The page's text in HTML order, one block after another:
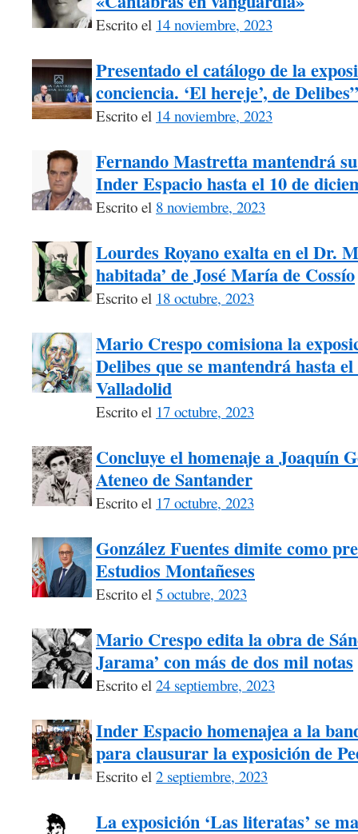
Escrito el 14 noviembre, 2023
Presentado el catálogo de la
conciencia. ‘El hereje’, de Delibes”
Escrito el 14 noviembre, 2023
Fernando Mastretta mantendrá
Inder Espacio hasta el 10 de
Escrito el 8 noviembre, 2023
Lourdes Royano exalta en el Dr.
habitada’ de José María de Cossío
Escrito el 18 octubre, 2023
Mario Crespo comisiona la
Delibes que se mantendrá hasta
Valladolid
Escrito el 17 octubre, 2023
Concluye el homenaje a Joaquín
Ateneo de Santander
Escrito el 17 octubre, 2023
González Fuentes dimite como
Estudios Montañeses
Escrito el 5 octubre, 2023
Mario Crespo edita la obra de
Jarama’ con más de dos mil notas
Escrito el 24 septiembre, 2023
Inder Espacio homenajea a la
para clausurar la exposición de
Escrito el 2 septiembre, 2023
La exposición ‘Las literatas’ se